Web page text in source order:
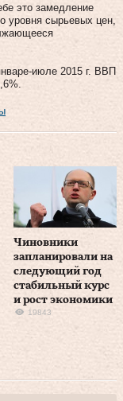
это замедление
уровня сырьевых цен,
июле 2015 г. ВВП
Чиновники
запланировали на
следующий год
стабильный курс
и рост экономики
19843